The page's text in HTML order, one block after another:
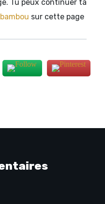
Tu peux continuer ta
sur cette page